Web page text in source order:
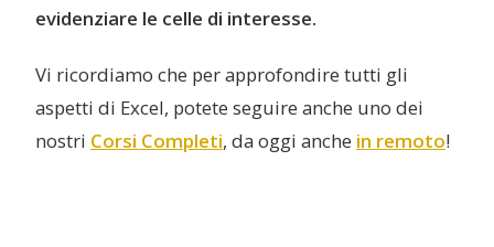
evidenziare le celle di interesse.
Vi ricordiamo che per approfondire tutti gli
aspetti di Excel, potete seguire anche uno dei
nostri Corsi Completi, da oggi anche in remoto!